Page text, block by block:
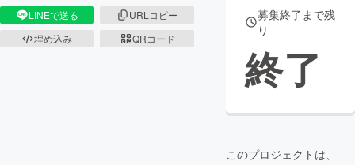
LINEで送る
URLコピー
埋め込み
QRコード
募集終了まで残
り
終了
このプロジェクトは、